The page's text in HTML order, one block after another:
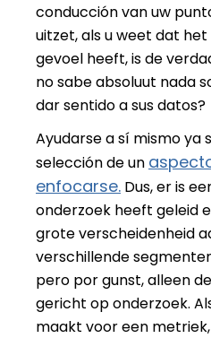
conducción van uw
uitzet, als u weet dat
gevoel heeft, is de
no sabe absoluut nada
dar sentido a sus datos?
Ayudarse a sí mismo ya
selección de un
enfocarse. Dus, er is
onderzoek heeft geleid
grote verscheidenheid
verschillende
pero por gunst, alleen
gericht op onderzoek.
maakt voor een